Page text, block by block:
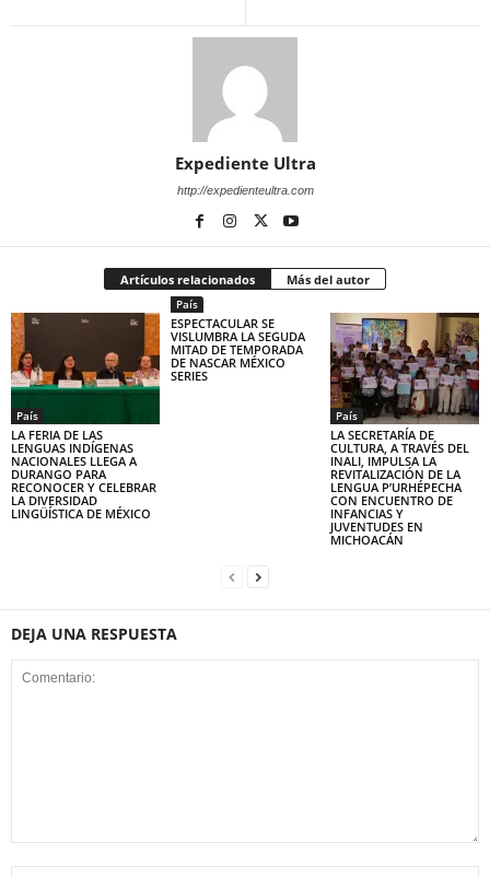
Expediente Ultra
http://expedienteultra.com
Artículos relacionados Más del autor
País
LA FERIA DE LAS
LENGUAS INDÍGENAS
NACIONALES LLEGA A
DURANGO PARA
RECONOCER Y CELEBRAR
LA DIVERSIDAD
LINGÜÍSTICA DE MÉXICO
País
ESPECTACULAR SE
VISLUMBRA LA SEGUDA
MITAD DE TEMPORADA
DE NASCAR MÉXICO
SERIES
País
LA SECRETARÍA DE
CULTURA, A TRAVÉS DEL
INALI, IMPULSA LA
REVITALIZACIÓN DE LA
LENGUA P’URHÉPECHA
CON ENCUENTRO DE
INFANCIAS Y
JUVENTUDES EN
MICHOACÁN
DEJA UNA RESPUESTA